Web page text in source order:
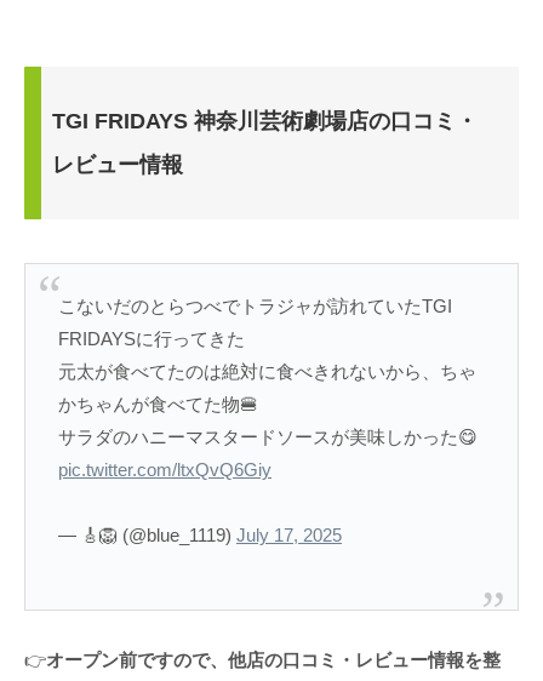
TGI FRIDAYS 神奈川芸術劇場店の口コミ・
レビュー情報
こないだのとらつべでトラジャが訪れていたTGI
FRIDAYSに行ってきた
元太が食べてたのは絶対に食べきれないから、ちゃ
かちゃんが食べてた物🍔
サラダのハニーマスタードソースが美味しかった😋
pic.twitter.com/ltxQvQ6Giy
— 🎸🦁 (@blue_1119) July 17, 2025
👉オープン前ですので、他店の口コミ・レビュー情報を整